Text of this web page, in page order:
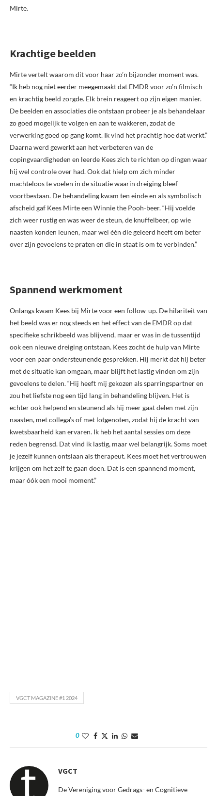
Mirte.
Krachtige beelden
Mirte vertelt waarom dit voor haar zo’n bijzonder moment was.
“Ik heb nog niet eerder meegemaakt dat EMDR voor zo’n filmisch
en krachtig beeld zorgde. Elk brein reageert op zijn eigen manier.
De beelden en associaties die ontstaan probeer je als behandelaar
zo goed mogelijk te volgen en aan te wakkeren, zodat de
verwerking goed op gang komt. Ik vind het prachtig hoe dat werkt.”
Daarna werd gewerkt aan het verbeteren van de
copingvaardigheden en leerde Kees zich te richten op dingen waar
hij wel controle over had. Ook dat hielp om zich minder
machteloos te voelen in de situatie waarin dreiging bleef
voortbestaan. De behandeling kwam ten einde en als symbolisch
afscheid gaf Kees Mirte een Winnie the Pooh-beer. “Hij voelde
zich weer rustig en was weer de steun, de knuffelbeer, op wie
naasten konden leunen, maar wel één die geleerd heeft om beter
over zijn gevoelens te praten en die in staat is om te verbinden.”
Spannend werkmoment
Onlangs kwam Kees bij Mirte voor een follow-up. De hilariteit van
het beeld was er nog steeds en het effect van de EMDR op dat
specifieke schrikbeeld was blijvend, maar er was in de tussentijd
ook een nieuwe dreiging ontstaan. Kees zocht de hulp van Mirte
voor een paar ondersteunende gesprekken. Hij merkt dat hij beter
met de situatie kan omgaan, maar blijft het lastig vinden om zijn
gevoelens te delen. “Hij heeft mij gekozen als sparringspartner en
zou het liefste nog een tijd lang in behandeling blijven. Het is
echter ook helpend en steunend als hij meer gaat delen met zijn
naasten, met collega’s of met lotgenoten, zodat hij de kracht van
kwetsbaarheid kan ervaren. Ik heb het aantal sessies om deze
reden begrensd. Dat vind ik lastig, maar wel belangrijk. Soms moet
je jezelf kunnen ontslaan als therapeut. Kees moet het vertrouwen
krijgen om het zelf te gaan doen. Dat is een spannend moment,
maar óók een mooi moment.”
VGCT MAGAZINE #1 2024
0
VGCT
De Vereniging voor Gedrags- en Cognitieve